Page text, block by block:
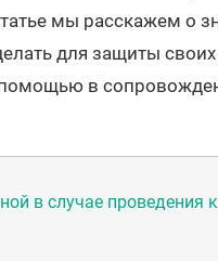
мы расскажем о
для защиты
в
в случае проведения